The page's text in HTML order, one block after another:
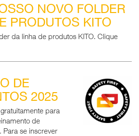
NOVO FOLDER
PRODUTOS KITO
da linha de produtos KITO. Clique
DE
2025
para
de
Para se inscrever